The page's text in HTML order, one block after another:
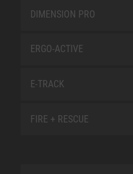
DIMENSION PRO
ERGO-ACTIVE
E-TRACK
FIRE + RESCUE